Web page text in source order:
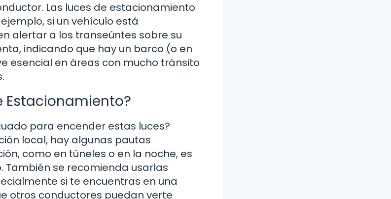
Las luces de estacionamiento
si un vehículo está
alertar a los transeúntes sobre su
indicando que hay un barco (o en
esencial en áreas con mucho tránsito
Estacionamiento?
para encender estas luces?
local, hay algunas pautas
como en túneles o en la noche, es
se recomienda usarlas
si te encuentras en una
otros conductores puedan verte